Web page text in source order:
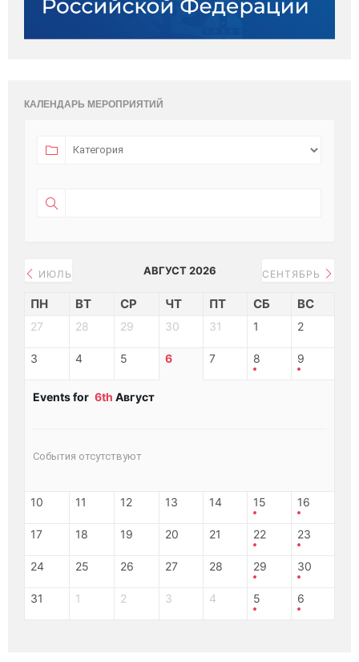
КАЛЕНДАРЬ МЕРОПРИЯТИЙ
ИЮЛЬ АВГУСТ 2026 СЕНТЯБРЬ
ПН ВТ СР ЧТ ПТ СБ ВС
27 28 29 30 31 1 2
3 4 5 6 7 8 9
Events for 6th Август
События отсутствуют
10 11 12 13 14 15 16
17 18 19 20 21 22 23
24 25 26 27 28 29 30
31 1 2 3 4 5 6